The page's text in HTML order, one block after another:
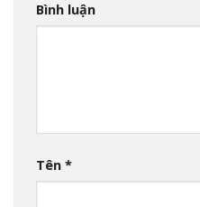
Bình luận
Tên *